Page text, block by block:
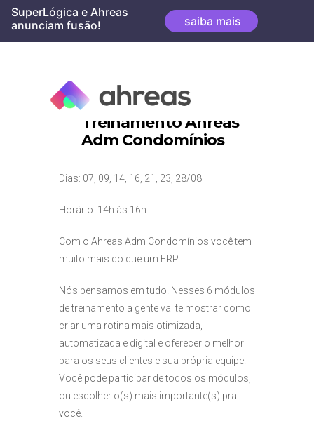
Skip
content
SuperLógica e Ahreas
anunciam fusão!
saiba mais
Treinamento Ahreas
Adm Condomínios
Dias: 07, 09, 14, 16, 21, 23, 28/08
Horário: 14h às 16h
Com o Ahreas Adm Condomínios você tem
muito mais do que um ERP.
Nós pensamos em tudo! Nesses 6 módulos
de treinamento a gente vai te mostrar como
criar uma rotina mais otimizada,
automatizada e digital e oferecer o melhor
para os seus clientes e sua própria equipe.
Você pode participar de todos os módulos,
ou escolher o(s) mais importante(s) pra
você.